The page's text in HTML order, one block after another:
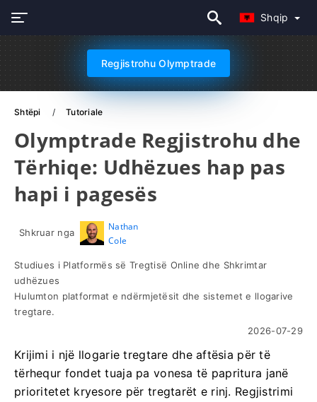
Shqip
Regjistrohu Olymptrade
Shtëpi Tutoriale
Olymptrade Regjistrohu dhe
Tërhiqe: Udhëzues hap pas
hapi i pagesës
Shkruar nga
Nathan
Cole
Studiues i Platformës së Tregtisë Online dhe Shkrimtar
udhëzues
Hulumton platformat e ndërmjetësit dhe sistemet e llogarive
tregtare.
2026-07-29
Krijimi i një llogarie tregtare dhe aftësia për të
tërhequr fondet tuaja pa vonesa të papritura janë
prioritetet kryesore për tregtarët e rinj. Regjistrimi